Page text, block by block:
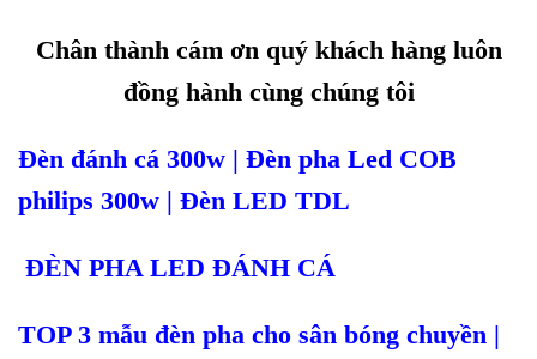
Chân thành cám ơn quý khách hàng luôn
đồng hành cùng chúng tôi
Đèn đánh cá 300w | Đèn pha Led COB
philips 300w | Đèn LED TDL
ĐÈN PHA LED ĐÁNH CÁ
TOP 3 mẫu đèn pha cho sân bóng chuyền |